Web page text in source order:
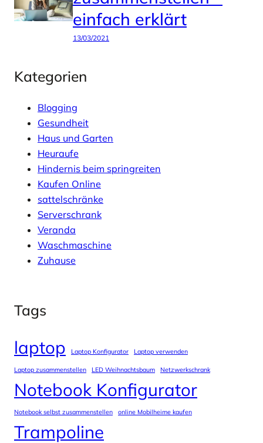
einfach erklärt
13/03/2021
Kategorien
Blogging
Gesundheit
Haus und Garten
Heuraufe
Hindernis beim springreiten
Kaufen Online
sattelschränke
Serverschrank
Veranda
Waschmaschine
Zuhause
Tags
laptop Laptop Konfigurator Laptop verwenden
Laptop zusammenstellen LED Weihnachtsbaum Netzwerkschrank
Notebook Konfigurator
Notebook selbst zusammenstellen online Mobilheime kaufen
Trampoline